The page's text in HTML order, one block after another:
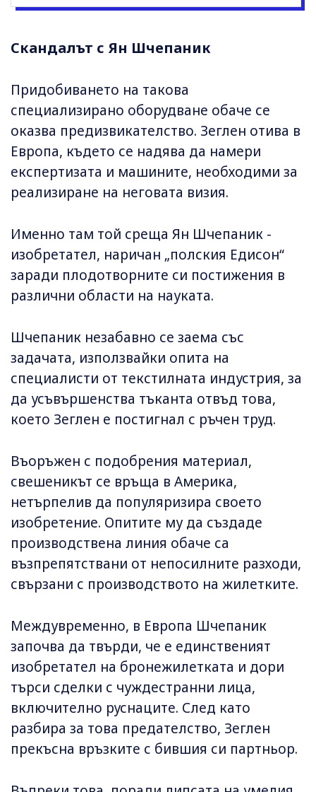
Скандалът с Ян Шчепаник
Придобиването на такова
специализирано оборудване обаче се
оказва предизвикателство. Зеглен отива в
Европа, където се надява да намери
експертизата и машините, необходими за
реализиране на неговата визия.
Именно там той среща Ян Шчепаник -
изобретател, наричан „полския Едисон“
заради плодотворните си постижения в
различни области на науката.
Шчепаник незабавно се заема със
задачата, използвайки опита на
специалисти от текстилната индустрия, за
да усъвършенства тъканта отвъд това,
което Зеглен е постигнал с ръчен труд.
Въоръжен с подобрения материал,
свешеникът се връща в Америка,
нетърпелив да популяризира своето
изобретение. Опитите му да създаде
производствена линия обаче са
възпрепятствани от непосилните разходи,
свързани с производството на жилетките.
Междувременно, в Европа Шчепаник
започва да твърди, че е единственият
изобретател на бронежилетката и дори
търси сделки с чуждестранни лица,
включително руснаците. След като
разбира за това предателство, Зеглен
прекъсна връзките с бившия си партньор.